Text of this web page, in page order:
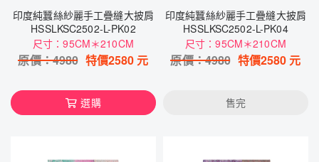
印度純蠶絲紗麗手工疊縫大披肩
HSSLKSC2502-L-PK02
尺寸：95CM＊210CM
原價：4980 特價2580 元
選購
印度純蠶絲紗麗手工疊縫大披肩
HSSLKSC2502-L-PK04
尺寸：95CM＊210CM
原價：4980 特價2580 元
售完